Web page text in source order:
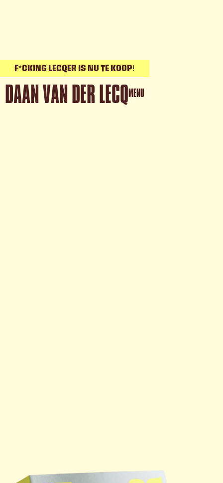
F*CKING LECQER IS NU TE KOOP!
DAAN VAN DER LECQMENU